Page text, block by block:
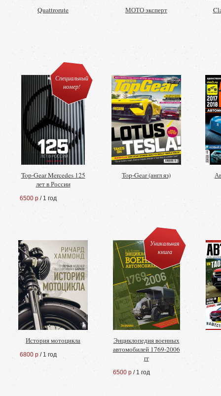
Quattrorute МОТО эксперт
Специальный
номер!
Top-Gear Mercedes 125
лет в России
6500 р / 1 год
Top-Gear (англ яз)
История мотоцикла
6800 р / 1 год
Уникальная
книга
Энциклопедия военных
автомобилей 1769-2006
гг
6500 р / 1 год